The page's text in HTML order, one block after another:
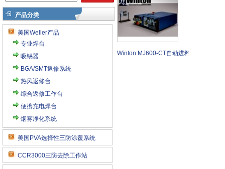
产品分类
美国Weller产品
专业焊台
吸锡器
BGA/SMT返修系统
热风返修台
综合返修工作台
便携充电焊台
烟雾净化系统
美国PVA选择性三防涂覆系统
CCR3000三防去除工作站
Winton MJ600-CT自动进料线缆切割机